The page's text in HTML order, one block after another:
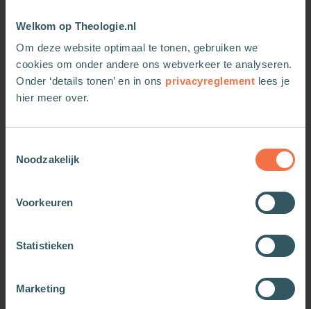
Welkom op Theologie.nl
Om deze website optimaal te tonen, gebruiken we
cookies om onder andere ons webverkeer te analyseren.
Onder ‘details tonen’ en in ons privacyreglement lees je
hier meer over.
Noodzakelijk
Voorkeuren
Statistieken
Marketing
Max Lucado Agenda 2027